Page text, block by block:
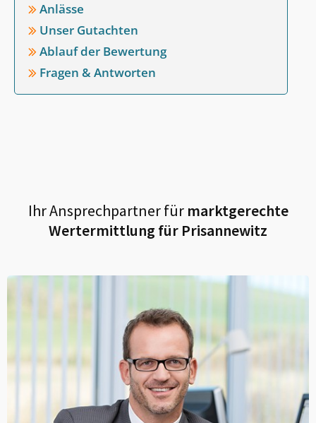
Anlässe
Unser Gutachten
Ablauf der Bewertung
Fragen & Antworten
Ihr Ansprechpartner fürmarktgerechte
Wertermittlung für Prisannewitz